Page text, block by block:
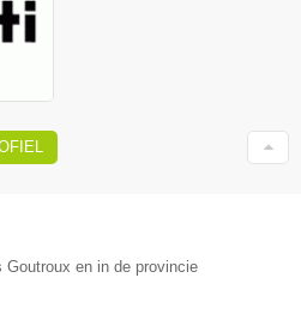
Goutroux en in de provincie